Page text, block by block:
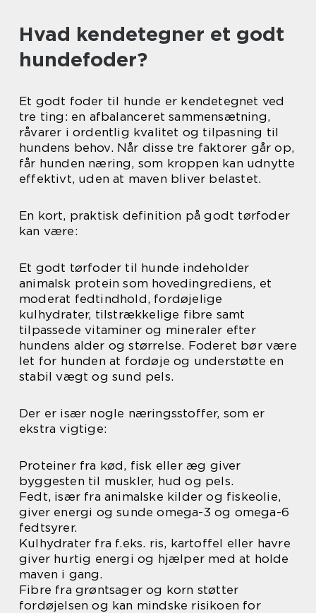
Hvad kendetegner et godt
hundefoder?
Et godt foder til hunde er kendetegnet ved
tre ting: en afbalanceret sammensætning,
råvarer i ordentlig kvalitet og tilpasning til
hundens behov. Når disse tre faktorer går op,
får hunden næring, som kroppen kan udnytte
effektivt, uden at maven bliver belastet.
En kort, praktisk definition på godt tørfoder
kan være:
Et godt tørfoder til hunde indeholder
animalsk protein som hovedingrediens, et
moderat fedtindhold, fordøjelige
kulhydrater, tilstrækkelige fibre samt
tilpassede vitaminer og mineraler efter
hundens alder og størrelse. Foderet bør være
let for hunden at fordøje og understøtte en
stabil vægt og sund pels.
Der er især nogle næringsstoffer, som er
ekstra vigtige:
Proteiner fra kød, fisk eller æg giver
byggesten til muskler, hud og pels.
Fedt, især fra animalske kilder og fiskeolie,
giver energi og sunde omega-3 og omega-6
fedtsyrer.
Kulhydrater fra f.eks. ris, kartoffel eller havre
giver hurtig energi og hjælper med at holde
maven i gang.
Fibre fra grøntsager og korn støtter
fordøjelsen og kan mindske risikoen for